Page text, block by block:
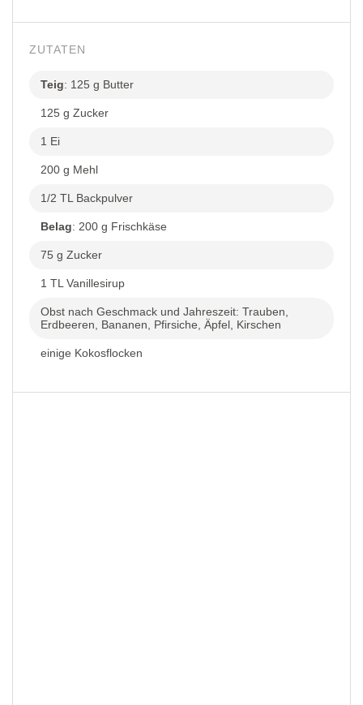
ZUTATEN
Teig: 125 g Butter
125 g Zucker
1 Ei
200 g Mehl
1/2 TL Backpulver
Belag: 200 g Frischkäse
75 g Zucker
1 TL Vanillesirup
Obst nach Geschmack und Jahreszeit: Trauben,
Erdbeeren, Bananen, Pfirsiche, Äpfel, Kirschen
einige Kokosflocken